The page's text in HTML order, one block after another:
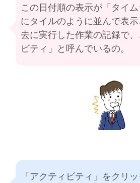
この日付順の表示が「タイ
にタイルのように並んで表
去に実行した作業の記録で
ビティ」と呼んでいるの。
「アクティビティ」をクリ